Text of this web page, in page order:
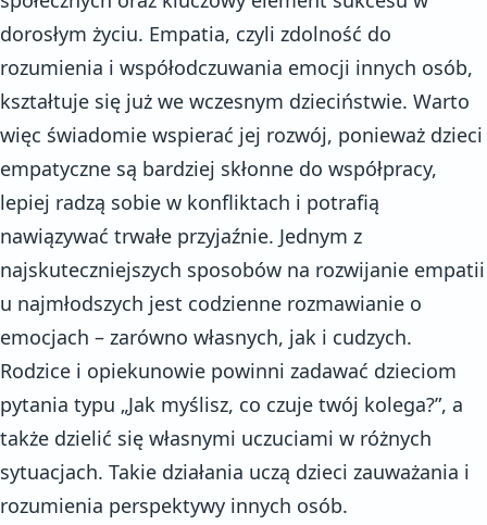
dorosłym życiu. Empatia, czyli zdolność do
rozumienia i współodczuwania emocji innych osób,
kształtuje się już we wczesnym dzieciństwie. Warto
więc świadomie wspierać jej rozwój, ponieważ dzieci
empatyczne są bardziej skłonne do współpracy,
lepiej radzą sobie w konfliktach i potrafią
nawiązywać trwałe przyjaźnie. Jednym z
najskuteczniejszych sposobów na rozwijanie empatii
u najmłodszych jest codzienne rozmawianie o
emocjach – zarówno własnych, jak i cudzych.
Rodzice i opiekunowie powinni zadawać dzieciom
pytania typu „Jak myślisz, co czuje twój kolega?”, a
także dzielić się własnymi uczuciami w różnych
sytuacjach. Takie działania uczą dzieci zauważania i
rozumienia perspektywy innych osób.